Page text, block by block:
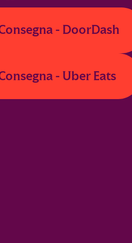
- DoorDash
- Uber Eats